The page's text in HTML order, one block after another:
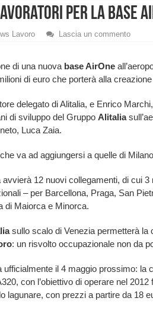
per la base
Lavoro Lascia un commento
di una nuova base AirOne
di euro che porterà alla
delegato di Alitalia, e Enrico
di sviluppo del Gruppo Alitalia
Luca Zaia.
va ad aggiungersi a quelle di
12 nuovi collegamenti, di cui
– per Barcellona, Praga, San
di Maiorca e Minorca.
sullo scalo di Venezia permetterà la
: un risvolto occupazionale non da
ufficialmente il 4 maggio prossimo: la
con l’obiettivo di operare nel 2012
lagunare, con prezzi a partire da 18